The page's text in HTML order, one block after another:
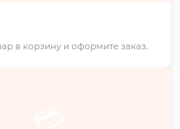
в корзину и оформите заказ.